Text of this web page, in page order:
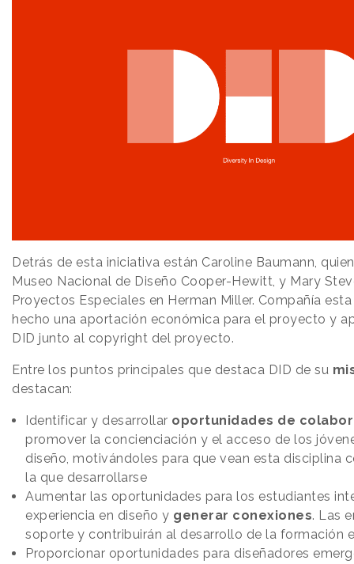
Detrás de esta iniciativa están Caroline Baumann,
Museo Nacional de Diseño Cooper-Hewitt, y Mary
Proyectos Especiales en Herman Miller. Compañía
hecho una aportación económica para el proyecto y
DID junto al copyright del proyecto.
Entre los puntos principales que destaca DID de su
destacan:
Identificar y desarrollar oportunidades de
promover la concienciación y el acceso de los
diseño, motivándoles para que vean esta disciplina
la que desarrollarse
Aumentar las oportunidades para los estudiantes
experiencia en diseño y generar conexiones. Las
soporte y contribuirán al desarrollo de la formación
Proporcionar oportunidades para diseñadores